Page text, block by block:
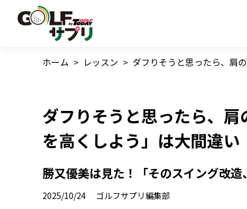
ホーム > レッスン > ダフりそうと思ったら、肩
ダフりそうと思ったら、肩
を高くしよう」は大間違い
勝又優美は見た！「そのスイング改
2025/10/24 ゴルフサプリ編集部